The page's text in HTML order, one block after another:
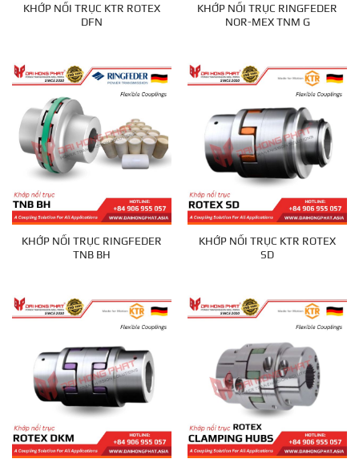
KHỚP NỐI TRỤC KTR ROTEX
DFN
KHỚP NỐI TRỤC RINGFEDER
NOR-MEX TNM G
KHỚP NỐI TRỤC RINGFEDER
TNB BH
KHỚP NỐI TRỤC KTR ROTEX
SD